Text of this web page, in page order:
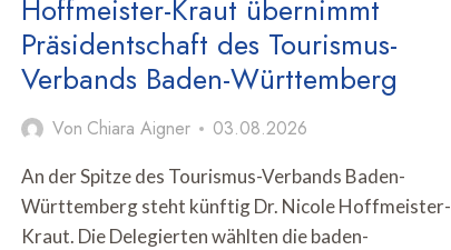
Hoffmeister-Kraut übernimmt
Präsidentschaft des Tourismus-
Verbands Baden-Württemberg
Von Chiara Aigner 03.08.2026
An der Spitze des Tourismus-Verbands Baden-
Württemberg steht künftig Dr. Nicole Hoffmeister-
Kraut. Die Delegierten wählten die baden-